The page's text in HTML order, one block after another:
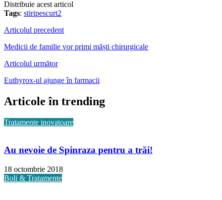
Distribuie acest articol
Tags: stiripescurt2
Articolul precedent
Medicii de familie vor primi măști chirurgicale
Articolul următor
Euthyrox-ul ajunge în farmacii
Articole în trending
Tratamente inovatoare
Au nevoie de Spinraza pentru a trăi!
18 octombrie 2018
Boli & Tratamente